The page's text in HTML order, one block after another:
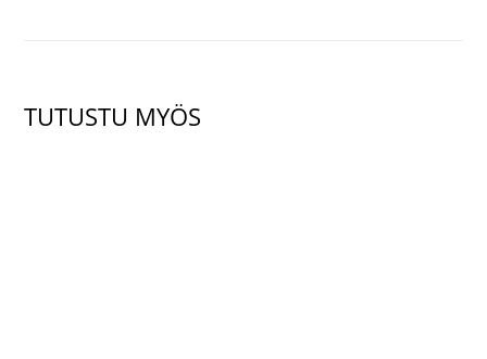
TUTUSTU MYÖS